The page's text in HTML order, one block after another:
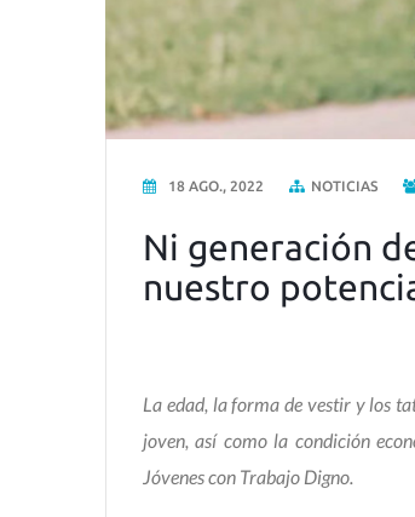
18 AGO., 2022 NOTICIAS
Ni generación
nuestro
La edad, la forma de vestir y los
joven, así como la condición
Jóvenes con Trabajo Digno.